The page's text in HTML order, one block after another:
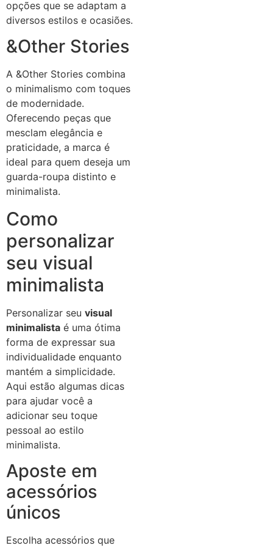
opções que se adaptam a
diversos estilos e ocasiões.
&Other Stories
A &Other Stories combina
o minimalismo com toques
de modernidade.
Oferecendo peças que
mesclam elegância e
praticidade, a marca é
ideal para quem deseja um
guarda-roupa distinto e
minimalista.
Como
personalizar
seu visual
minimalista
Personalizar seu visual
minimalista é uma ótima
forma de expressar sua
individualidade enquanto
mantém a simplicidade.
Aqui estão algumas dicas
para ajudar você a
adicionar seu toque
pessoal ao estilo
minimalista.
Aposte em
acessórios
únicos
Escolha acessórios que